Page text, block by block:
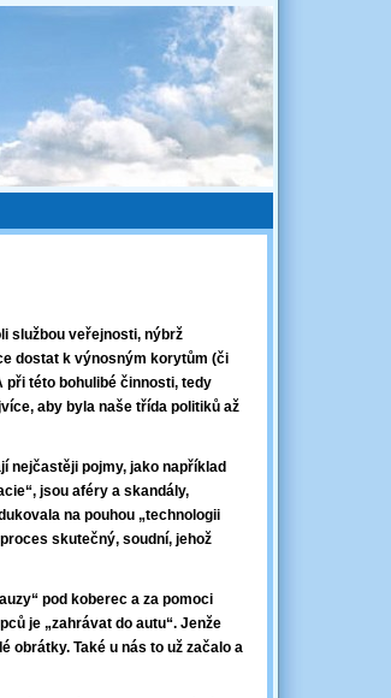
službou veřejnosti, nýbrž
dostat k výnosným korytům (či
při této bohulibé činnosti, tedy
aby byla naše třída politiků až
nejčastěji pojmy, jako například
jsou aféry a skandály,
na pouhou „technologii
skutečný, soudní, jehož
pod koberec a za pomoci
je „zahrávat do autu“. Jenže
obrátky. Také u nás to už začalo a